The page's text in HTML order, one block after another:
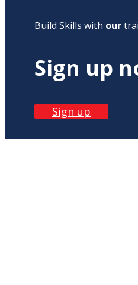
Build Skills with our
Sign up
Sign up